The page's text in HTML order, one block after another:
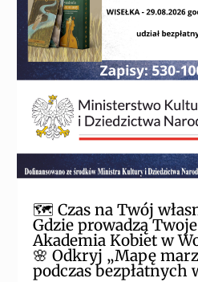
🗺️ Czas na Twój
Gdzie prowadzą
Akademia Kobiet w
🌸 Odkryj „Mapę
podczas bezpłatnych